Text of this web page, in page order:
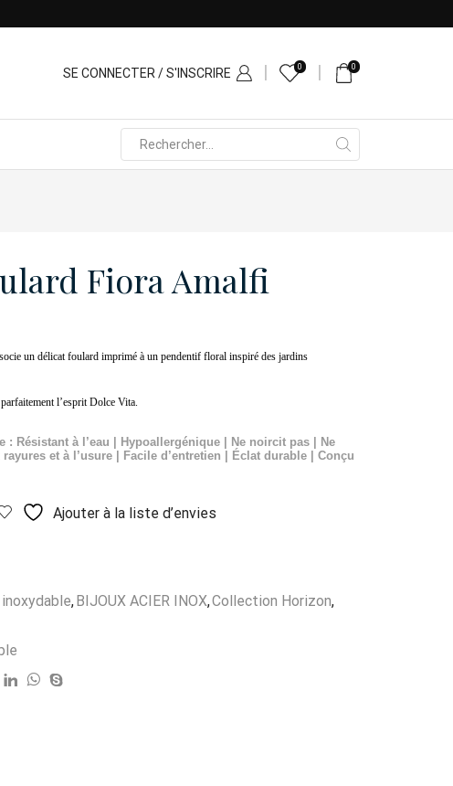
SE CONNECTER / S'INSCRIRE 0 0
input
Fiora Amalfi
un délicat foulard imprimé à un pendentif floral inspiré des jardins
l’esprit Dolce Vita.
: Résistant à l’eau | Hypoallergénique | Ne noircit pas | Ne
et à l’usure | Facile d’entretien | Éclat durable | Conçu
Ajouter à la liste d’envies
, BIJOUX ACIER INOX,Collection Horizon,